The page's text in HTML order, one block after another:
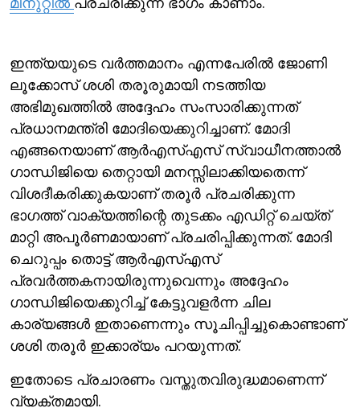
ഇന്ത്യയുടെ വര്‍ത്തമാനം എന്നപേരില്‍ ജോണി
ലൂക്കോസ് ശശി തരൂരുമായി നടത്തിയ
അഭിമുഖത്തില്‍ അദ്ദേഹം സംസാരിക്കുന്നത്
പ്രധാനമന്ത്രി മോദിയെക്കുറിച്ചാണ്. മോദി
എങ്ങനെയാണ് ആര്‍എസ്എസ് സ്വാധീനത്താല്‍
ഗാന്ധിജിയെ തെറ്റായി മനസ്സിലാക്കിയതെന്ന്
വിശദീകരിക്കുകയാണ് തരൂര്‍ പ്രചരിക്കുന്ന
ഭാഗത്ത് വാക്യത്തിന്റെ തുടക്കം എഡിറ്റ് ചെയ്ത്
മാറ്റി അപൂര്‍ണമായാണ് പ്രചരിപ്പിക്കുന്നത്. മോദി
ചെറുപ്പം തൊട്ട് ആര്‍എസ്എസ്
പ്രവര്‍ത്തകനായിരുന്നുവെന്നും അദ്ദേഹം
ഗാന്ധിജിയെക്കുറിച്ച് കേട്ടുവളര്‍ന്ന ചില
കാര്യങ്ങള്‍ ഇതാണെന്നും സൂചിപ്പിച്ചുകൊണ്ടാണ്
ശശി തരൂര്‍ ഇക്കാര്യം പറയുന്നത്.
ഇതോടെ പ്രചാരണം വസ്തുതവിരുദ്ധമാണെന്ന്
വ്യക്തമായി.